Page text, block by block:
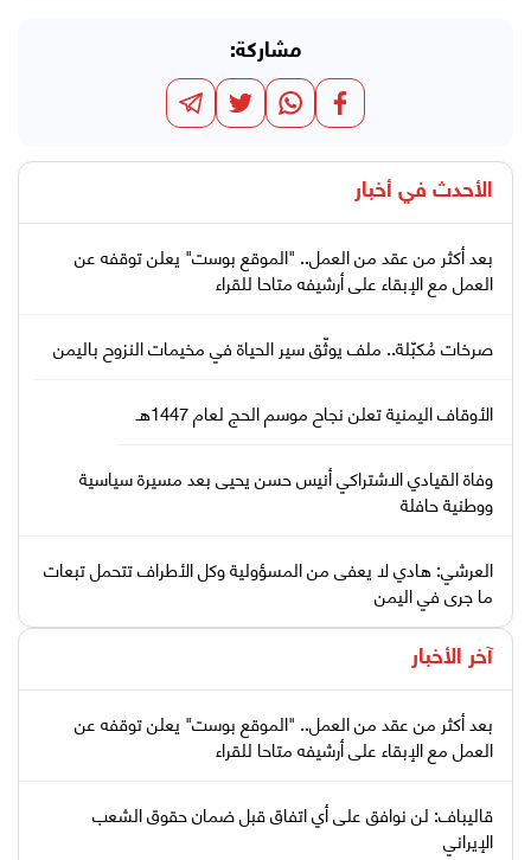
مشاركة:
الأحدث في أخبار
بعد أكثر من عقد من العمل.. "الموقع بوست" يعلن توقفه عن
العمل مع الإبقاء على أرشيفه متاحا للقراء
صرخات مُكبّلة.. ملف يوثّق سير الحياة في مخيمات النزوح باليمن
الأوقاف اليمنية تعلن نجاح موسم الحج لعام 1447هـ
وفاة القيادي الاشتراكي أنيس حسن يحيى بعد مسيرة سياسية
ووطنية حافلة
العرشي: هادي لا يعفى من المسؤولية وكل الأطراف تتحمل تبعات
ما جرى في اليمن
آخر الأخبار
بعد أكثر من عقد من العمل.. "الموقع بوست" يعلن توقفه عن
العمل مع الإبقاء على أرشيفه متاحا للقراء
قاليباف: لن نوافق على أي اتفاق قبل ضمان حقوق الشعب
الإيراني